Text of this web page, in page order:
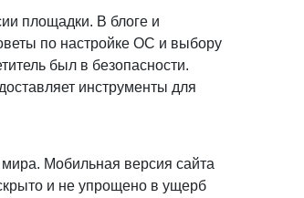
площадки. В блоге и
по настройке ОС и выбору
был в безопасности.
инструменты для
Мобильная версия сайта
и не упрощено в ущерб